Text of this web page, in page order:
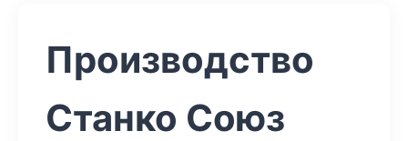
Производство
Станко Союз